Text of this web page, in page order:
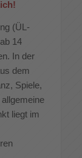
(ÜL-
14
In der
dem
Spiele,
liegt im